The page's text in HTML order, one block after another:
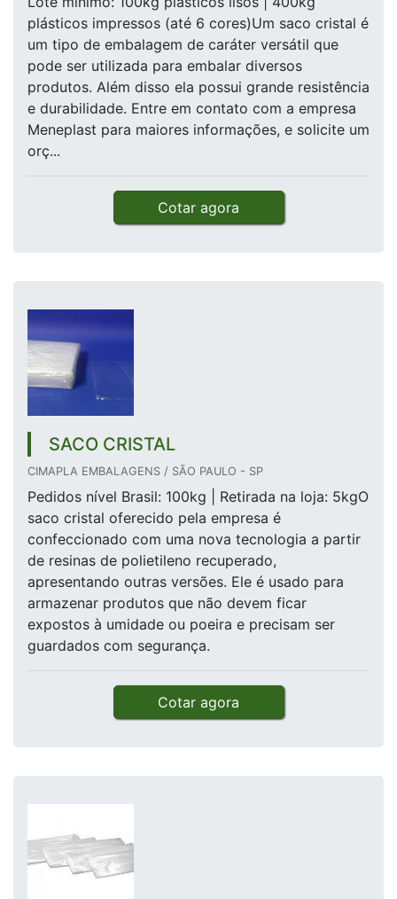
plásticos impressos (até 6 cores)Um saco cristal é
um tipo de embalagem de caráter versátil que
pode ser utilizada para embalar diversos
produtos. Além disso ela possui grande resistência
e durabilidade. Entre em contato com a empresa
Meneplast para maiores informações, e solicite um
orç...
Cotar agora
SACO CRISTAL
CIMAPLA EMBALAGENS / SÃO PAULO - SP
Pedidos nível Brasil: 100kg | Retirada na loja: 5kgO
saco cristal oferecido pela empresa é
confeccionado com uma nova tecnologia a partir
de resinas de polietileno recuperado,
apresentando outras versões. Ele é usado para
armazenar produtos que não devem ficar
expostos à umidade ou poeira e precisam ser
guardados com segurança.
Cotar agora